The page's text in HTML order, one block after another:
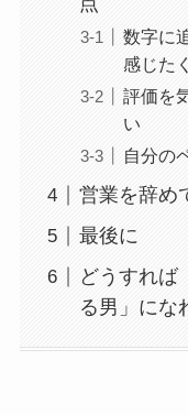
数字に
感じた
評価を
い
自分の
営業を辞め
最後に
どうすれば
る男」にな